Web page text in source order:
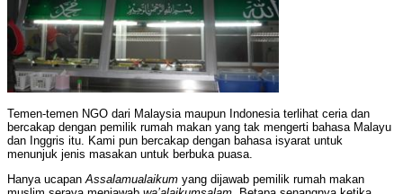
Temen-temen NGO dari Malaysia maupun Indonesia terlihat ceria dan
bercakap dengan pemilik rumah makan yang tak mengerti bahasa Malayu
dan Inggris itu. Kami pun bercakap dengan bahasa isyarat untuk
menunjuk jenis masakan untuk berbuka puasa.
Hanya ucapanAssalamualaikum yang dijawab pemilik rumah makan